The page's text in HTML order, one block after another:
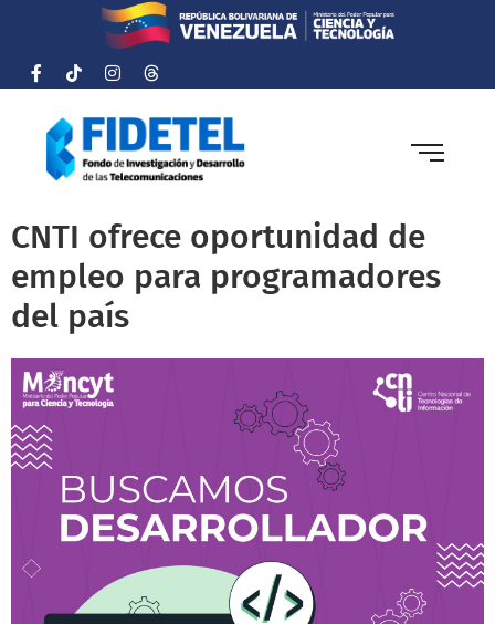
CNTI ofrece oportunidad de
empleo para programadores
del país